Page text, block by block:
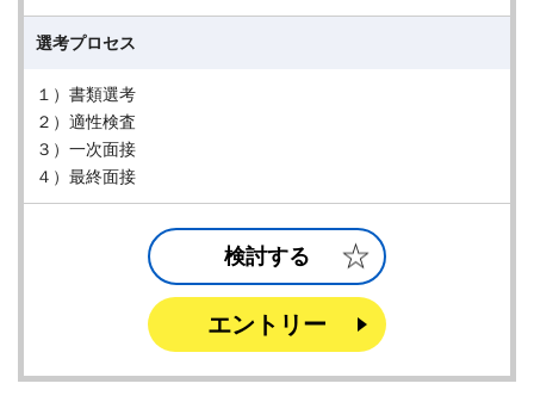
選考プロセス
１）書類選考
２）適性検査
３）一次面接
４）最終面接
検討する
エントリー